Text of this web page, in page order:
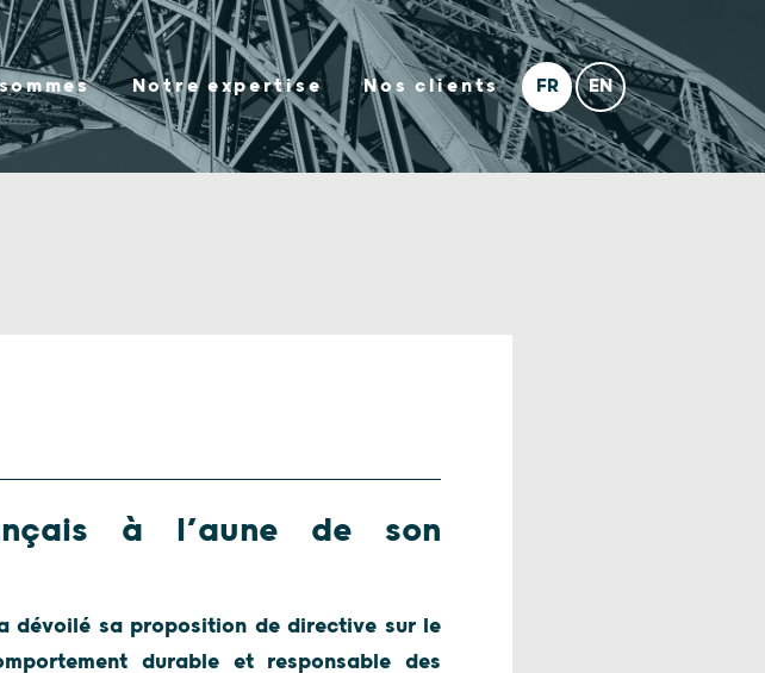
Notre expertise Nos clients
à l’aune de son
dévoilé sa proposition de directive sur le
durable et responsable des